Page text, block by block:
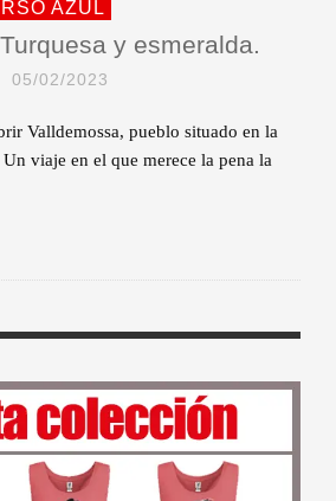
AZUL
y esmeralda.
05/02/2023
Valldemossa, pueblo situado en la
Un viaje en el que merece la pena la